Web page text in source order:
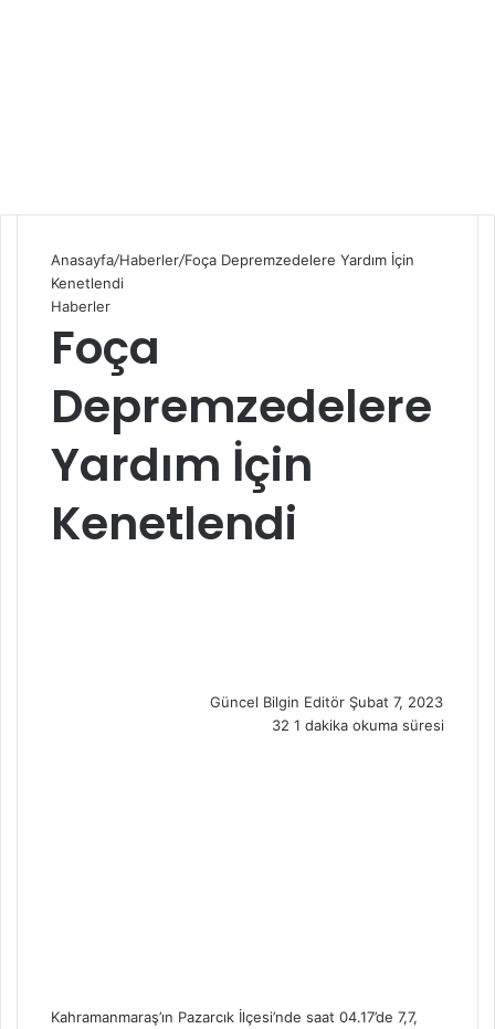
Anasayfa/Haberler/Foça Depremzedelere Yardım İçin
Kenetlendi
Haberler
Foça
Depremzedelere
Yardım İçin
Kenetlendi
Güncel Bilgin Editör e
m
Şubat 7, 2023
32 1 dakika okuma süresi
Kahramanmaraş’ın Pazarcık İlçesi’nde saat 04.17’de 7,7,